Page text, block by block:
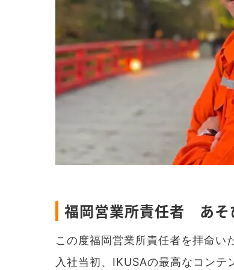
福岡営業所責任者 あ
この度福岡営業所責任者を拝命
入社当初、IKUSAの最高なコン